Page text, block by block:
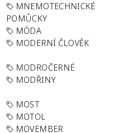
MNEMOTECHNICKÉ
POMŮCKY
MÓDA
MODERNÍ ČLOVĚK
MODROČERNÉ
MODŘINY
MOST
MOTOL
MOVEMBER